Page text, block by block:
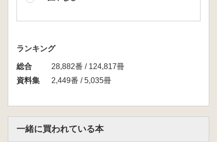
ランキング
総合
28,882番 / 124,817冊
資料集
2,449番 / 5,035冊
一緒に買われている本